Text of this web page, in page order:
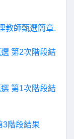
教師甄選簡章.
第2次階段結
第1次階段結
3階段結果